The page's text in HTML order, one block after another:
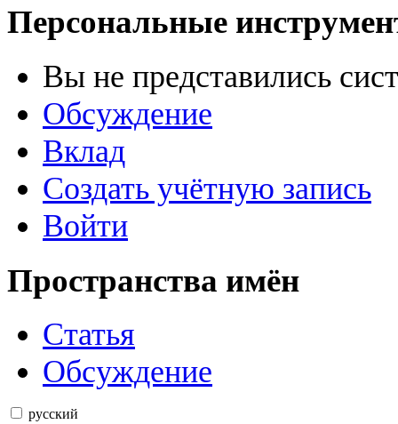
Персональные
Вы не представились
Обсуждение
Вклад
Создать учётную запись
Войти
Пространства имён
Статья
Обсуждение
русский